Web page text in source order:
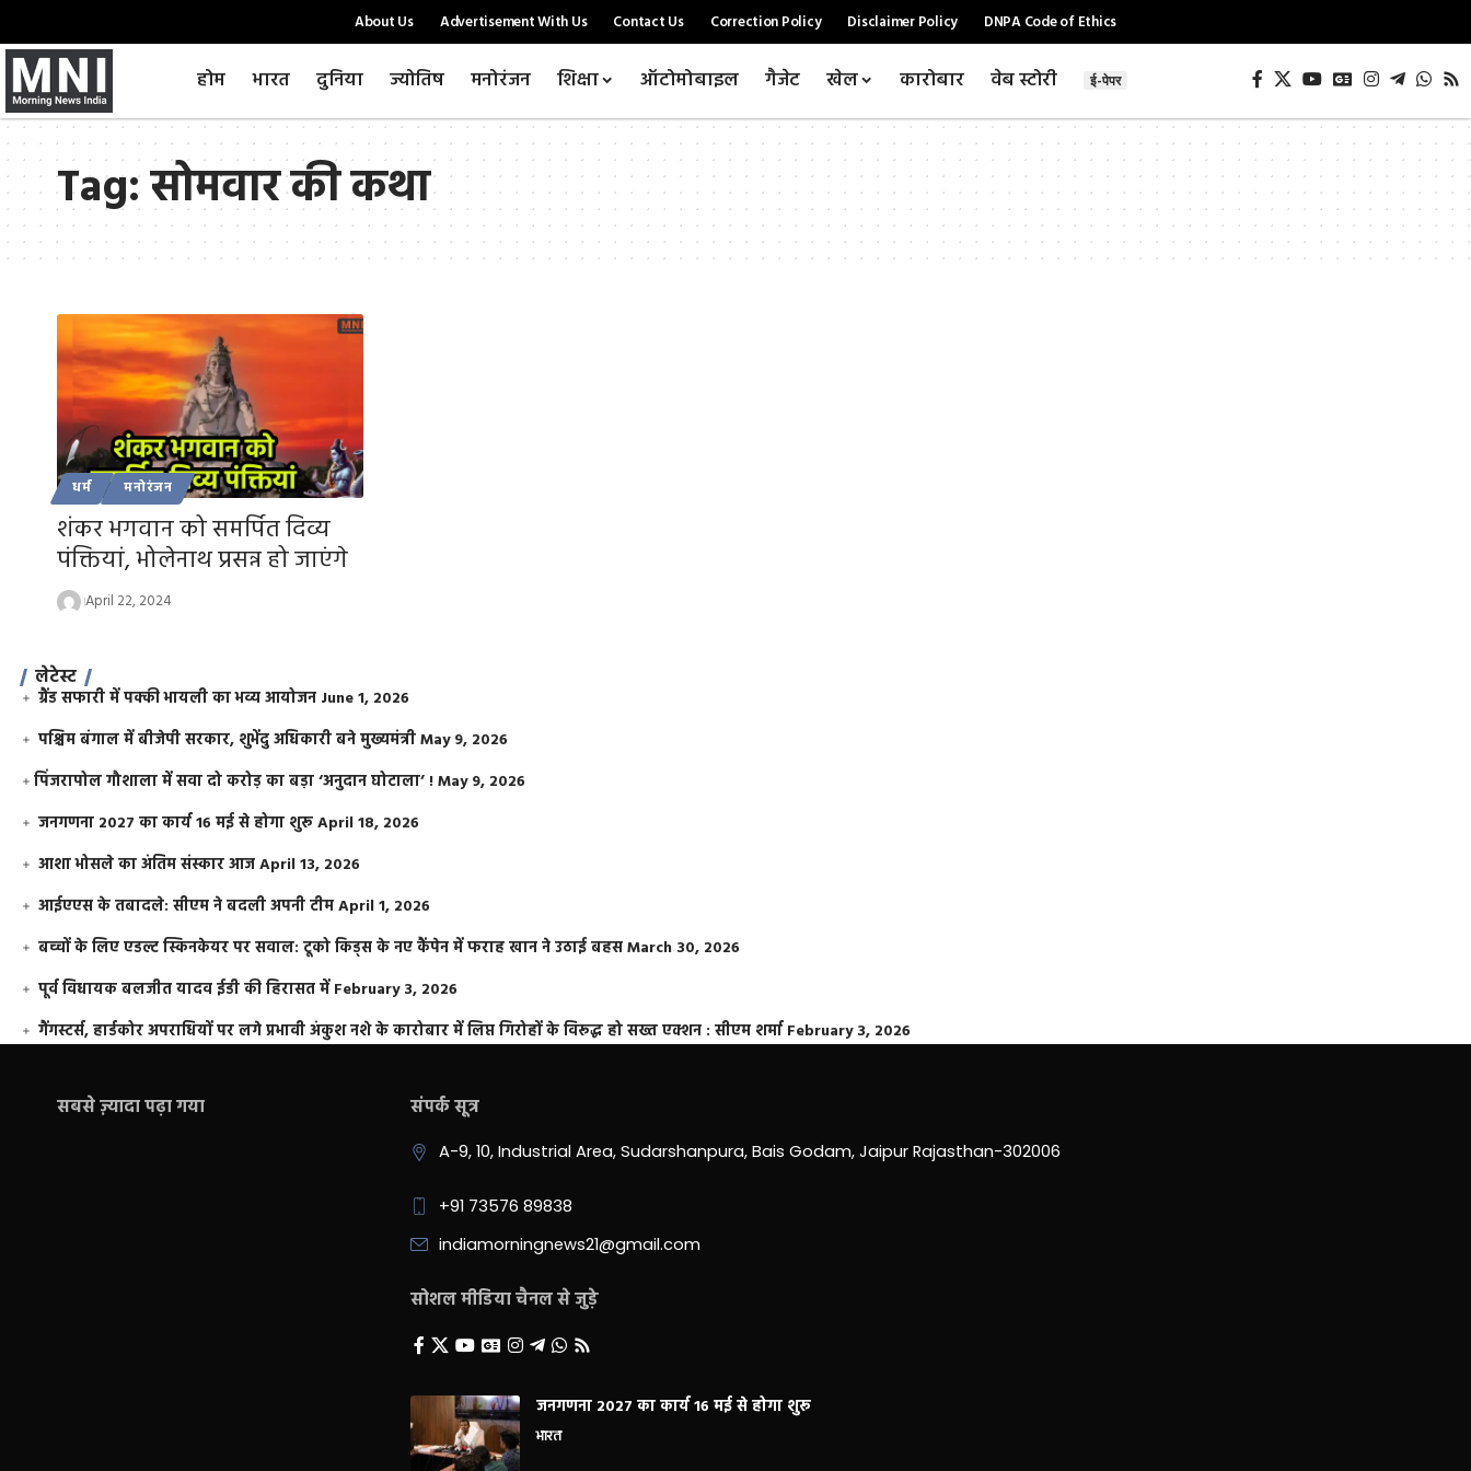
About Us Advertisement With Us Contact Us Correction Policy Disclaimer Policy DNPA Code of Ethics
होम भारत दुनिया ज्योतिष मनोरंजन शिक्षा ऑटोमोबाइल गैजेट खेल कारोबार वेब स्टोरी ई-पेपर
Tag:सोमवार की कथा
धर्म मनोरंजन
शंकर भगवान को समर्पित दिव्य
पंक्तियां, भोलेनाथ प्रसन्न हो जाएंगे
April 22, 2024
लेटेस्ट
ग्रैंड सफारी में पक्की भायली का भव्य आयोजन June 1, 2026
पश्चिम बंगाल में बीजेपी सरकार, शुभेंदु अधिकारी बने मुख्यमंत्रीMay 9, 2026
​पिंजरापोल गौशाला में सवा दो करोड़ का बड़ा ‘अनुदान घोटाला’ !May 9, 2026
जनगणना 2027 का कार्य 16 मई से होगा शुरूApril 18, 2026
आशा भोसले का अंतिम संस्कार आजApril 13, 2026
आईएएस के तबादले: सीएम ने बदली अपनी टीमApril 1, 2026
बच्चों के लिए एडल्ट स्किनकेयर पर सवाल: टूको किड्स के नए कैंपेन में फराह खान ने उठाई बहसMarch 30, 2026
पूर्व विधायक बलजीत यादव ईडी की हिरासत में February 3, 2026
गैंगस्टर्स, हार्डकोर अपराधियों पर लगे प्रभावी अंकुश नशे के कारोबार में लिप्त गिरोहों के विरूद्ध हो सख्त एक्शन : सीएम शर्मा February 3, 2026
सबसे ज़्यादा पढ़ा गया संपर्क सूत्र
A-9, 10, Industrial Area, Sudarshanpura, Bais Godam, Jaipur Rajasthan-302006
+91 73576 89838
indiamorningnews21@gmail.com
सोशल मीडिया चैनल से जुड़े
जनगणना 2027 का कार्य 16 मई से होगा शुरू
भारत